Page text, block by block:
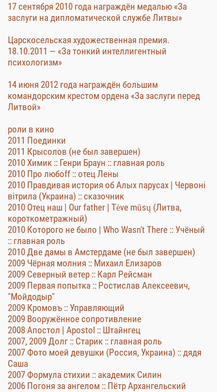
17 сентября 2010 года награждён медалью «За
заслуги на дипломатической службе Литвы»
Царскосельская художественная премия.
18.10.2011 — «За тонкий интеллигентный
психологизм»
14 июня 2012 года награждён большим
командорским крестом ордена «За заслуги перед
Литвой»
роли в кино
2011 Поединки
2011 Крысолов (не был завершен)
2010 Химик :: Генри Браун :: главная роль
2010 Про любоff :: отец Лены
2010 Правдивая история об Алых парусах | Червоні
вітрила (Украина) :: сказочник
2010 Отец наш | Our father | Tėve mūsų (Литва,
короткометражный)
2010 Которого не было | Who Wasn't There :: Учёный
:: главная роль
2010 Две дамы в Амстердаме (не был завершен)
2009 Чёрная молния :: Михаил Елизаров
2009 Северный ветер :: Карл Рейсман
2009 Первая попытка :: Ростислав Алексеевич,
"Мойдодыр"
2009 Кромовъ :: Управляющий
2009 Вооружённое сопротивление
2008 Апостол | Apostol :: Штайнгец
2007, 2009 Долг :: Старик :: главная роль
2007 Фото моей девушки (Россия, Украина) :: дядя
Саша
2007 Формула стихии :: академик Силин
2006 Погоня за ангелом :: Пётр Архангельский